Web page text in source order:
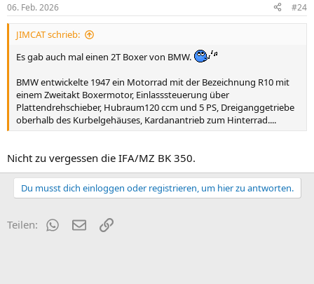
06. Feb. 2026 #24
JIMCAT schrieb:
Es gab auch mal einen 2T Boxer von BMW.
BMW entwickelte 1947 ein Motorrad mit der Bezeichnung R10 mit
einem Zweitakt Boxermotor, Einlasssteuerung über
Plattendrehschieber, Hubraum120 ccm und 5 PS, Dreiganggetriebe
oberhalb des Kurbelgehäuses, Kardanantrieb zum Hinterrad....
Nicht zu vergessen die IFA/MZ BK 350.
Du musst dich einloggen oder registrieren, um hier zu antworten.
Teilen: WhatsApp
E-MailLink